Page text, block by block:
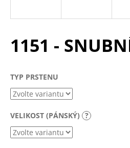
1151 -
TYP PRSTENU
VELIKOST (PÁNSKÝ) ?
í
t
HLEDAT